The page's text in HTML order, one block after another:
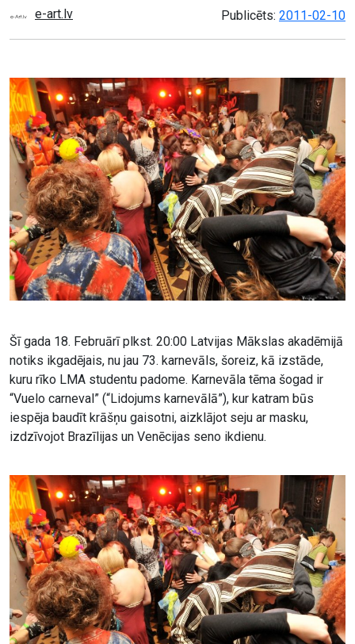
e-art.lv Publicēts: 2011-02-10
Šī gada 18. Februārī plkst. 20:00 Latvijas Mākslas akadēmijā
notiks ikgadējais, nu jau 73. karnevāls, šoreiz, kā izstāde,
kuru rīko LMA studentu padome. Karnevāla tēma šogad ir
“Vuelo carneval” (“Lidojums karnevālā”), kur katram būs
iespēja baudīt krāšņu gaisotni, aizklājot seju ar masku,
izdzīvojot Brazīlijas un Venēcijas seno ikdienu.